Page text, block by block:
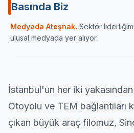
Basında Biz
Medyada Ateşnak. Sektör
ulusal medyada yer alıyor.
Sektörün önde gelen yayın
Ulaşımın Haberi
İstanbul'un her iki
Otoyolu ve TEM bağlantıları
çıkan büyük araç filomuz,